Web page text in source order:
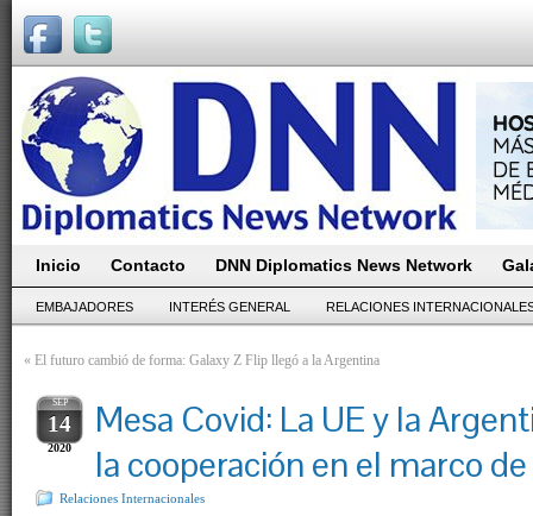
Inicio Contacto DNN Diplomatics News Network
EMBAJADORES INTERÉS GENERAL RELACIONES
« El futuro cambió de forma: Galaxy Z Flip llegó a la Argentina
SEP
14
2020
Mesa Covid: La UE y la
la cooperación en el marco
Relaciones Internacionales